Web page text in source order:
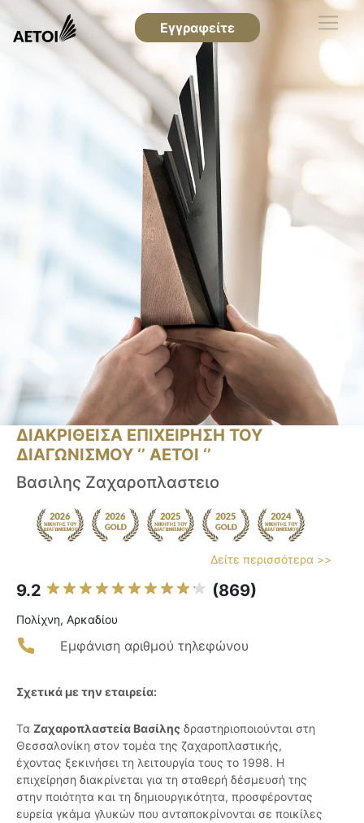
Εγγραφείτε
ΔΙΑΚΡΙΘΕΙΣΑ ΕΠΙΧΕΙΡΗΣΗ ΤΟΥ
ΔΙΑΓΩΝΙΣΜΟΥ ‘’ ΑΕΤΟΙ ‘’
Βασιλης Ζαχαροπλαστειο
Δείτε περισσότερα >>
9.2 (869)
Πολίχνη, Αρκαδίου
Εμφάνιση αριθμού τηλεφώνου
Σχετικά με την εταιρεία:
Τα Ζαχαροπλαστεία Βασίλης δραστηριοποιούνται στη
Θεσσαλονίκη στον τομέα της ζαχαροπλαστικής,
έχοντας ξεκινήσει τη λειτουργία τους το 1998. Η
επιχείρηση διακρίνεται για τη σταθερή δέσμευσή της
στην ποιότητα και τη δημιουργικότητα, προσφέροντας
ευρεία γκάμα γλυκών που ανταποκρίνονται σε ποικίλες